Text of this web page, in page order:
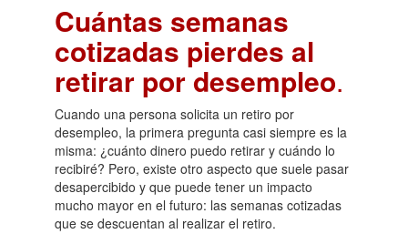
Cuántas semanas
cotizadas pierdes al
retirar por desempleo.
Cuando una persona solicita un retiro por
desempleo, la primera pregunta casi siempre es la
misma: ¿cuánto dinero puedo retirar y cuándo lo
recibiré? Pero, existe otro aspecto que suele pasar
desapercibido y que puede tener un impacto
mucho mayor en el futuro: las semanas cotizadas
que se descuentan al realizar el retiro.